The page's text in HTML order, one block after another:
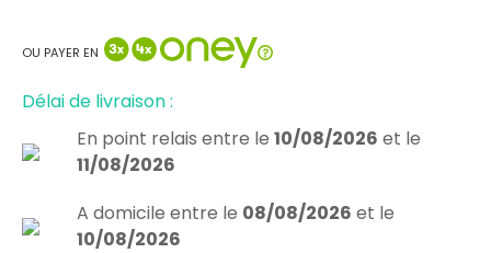
OU PAYER EN
Délai de livraison :
En point relais entre le 10/08/2026 et le
11/08/2026
A domicile entre le 08/08/2026 et le
10/08/2026